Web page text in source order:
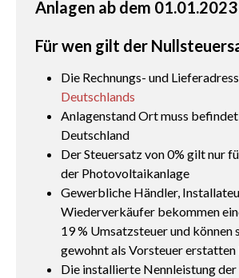
Anlagen ab dem 01.01.2023
Für wen gilt der
Die Rechnungs- und
Deutschlands
Anlagenstand Ort muss
Deutschland
Der Steuersatz von 0% gilt nur
der Photovoltaikanlage
Gewerbliche Händler,
Wiederverkäufer bekommen
19 % Umsatzsteuer und können
gewohnt als Vorsteuer erstatten
Die installierte Nennleistung